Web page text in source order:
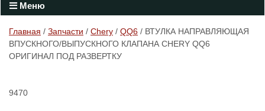
Меню
Главная / Запчасти / Chery / QQ6 / ВТУЛКА НАПРАВЛЯЮЩАЯ
ВПУСКНОГО/ВЫПУСКНОГО КЛАПАНА CHERY QQ6
ОРИГИНАЛ ПОД РАЗВЕРТКУ
9470